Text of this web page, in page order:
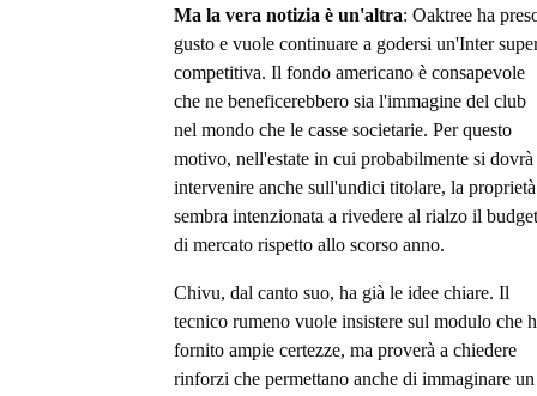
Ma la vera notizia è un'altra: Oaktree ha
gusto e vuole continuare a godersi un'Inter
competitiva. Il fondo americano è consapevole
che ne beneficerebbero sia l'immagine del club
nel mondo che le casse societarie. Per questo
motivo, nell'estate in cui probabilmente si dovrà
intervenire anche sull'undici titolare, la proprietà
sembra intenzionata a rivedere al rialzo il budget
di mercato rispetto allo scorso anno.
Chivu, dal canto suo, ha già le idee chiare. Il
tecnico rumeno vuole insistere sul modulo che
fornito ampie certezze, ma proverà a chiedere
rinforzi che permettano anche di immaginare un